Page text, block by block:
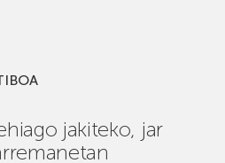
jakiteko, jar